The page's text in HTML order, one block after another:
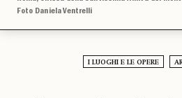
Foto Daniela Ventrelli
I LUOGHI E LE OPERE